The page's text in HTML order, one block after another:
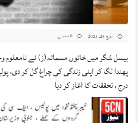
مارچ 26, 2025
بیسل شگر میں خاتوں مسماتہ(ز) نے نامعلوم
پھندا لگا کر اپنی زندگی کی چراغ گل کر دی،
درج ، تحققات کا اغاز کر دیا